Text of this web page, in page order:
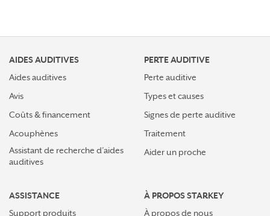
Réapprendre à entendre demande de l’entraînement
Dix conseils pour protéger votre audition
également une perte d’audition ?
Piles d’aides auditives rechargeables ou jetables —
vous avez désormais le choix
Comment la prise en charge de la perte auditive
AIDES AUDITIVES
Aides auditives
Avis
Coûts & financement
Acouphènes
Assistant de recherche d’aides
auditives
PERTE AUDITIVE
Perte auditive
Types et causes
Signes de perte auditive
Traitement
Aider un proche
ASSISTANCE
Support produits
À PROPOS STARKEY
À propos de nous